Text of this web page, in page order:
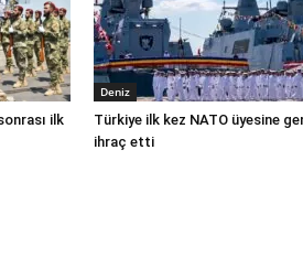
ilk
Deniz
Türkiye ilk kez NATO üyesine
ihraç etti